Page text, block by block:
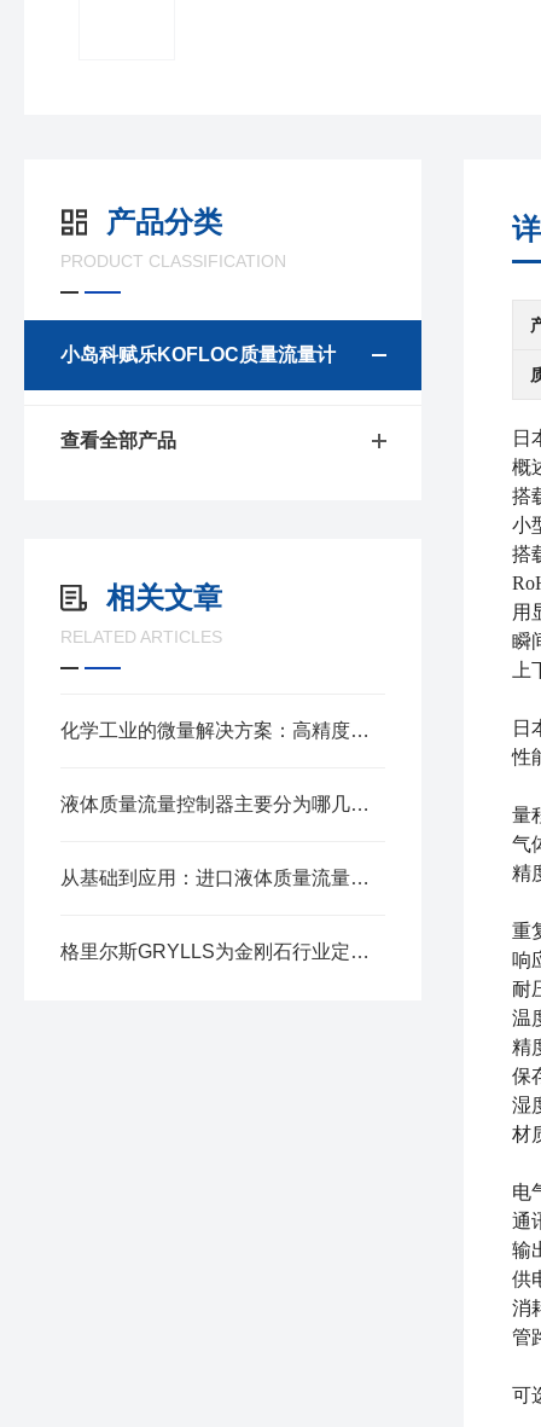
产品分类
PRODUCT CLASSIFICATION
小岛科赋乐KOFLOC质量流量计
查看全部产品
相关文章
RELATED ARTICLES
化学工业的微量解决方案：高精度微小流量质量流量计
液体质量流量控制器主要分为哪几种类型？
从基础到应用：进口液体质量流量计的全面解析
格里尔斯GRYLLS为金刚石行业定制气路盘
日
概
搭
小
搭
用
瞬
日
性
量
气
精
重
响
耐
温
精
保
湿
材
电
通
输
供
消
管
可